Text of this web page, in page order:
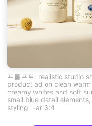
프롬프트: realistic studio
product ad on clean
creamy whites and soft
small blue detail
styling --ar 3:4